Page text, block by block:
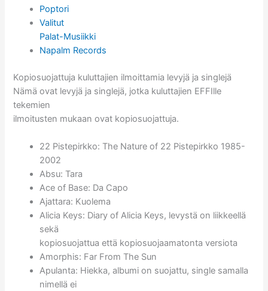
Poptori
Valitut
Palat-Musiikki
Napalm Records
Kopiosuojattuja kuluttajien ilmoittamia levyjä ja singlejä
Nämä ovat levyjä ja singlejä, jotka kuluttajien EFFIlle
tekemien
ilmoitusten mukaan ovat kopiosuojattuja.
22 Pistepirkko: The Nature of 22 Pistepirkko 1985-
2002
Absu: Tara
Ace of Base: Da Capo
Ajattara: Kuolema
Alicia Keys: Diary of Alicia Keys, levystä on liikkeellä
sekä
kopiosuojattua että kopiosuojaamatonta versiota
Amorphis: Far From The Sun
Apulanta: Hiekka, albumi on suojattu, single samalla
nimellä ei